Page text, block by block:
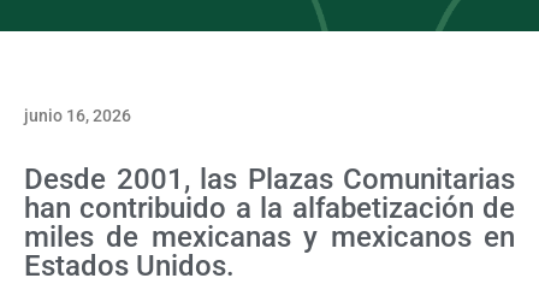
junio 16, 2026
Desde 2001, las Plazas Comunitarias
han contribuido a la alfabetización de
miles de mexicanas y mexicanos en
Estados Unidos.